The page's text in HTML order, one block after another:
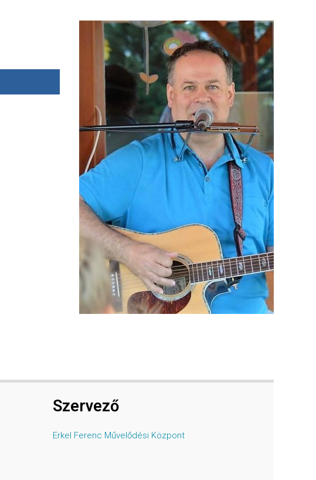
Szervező
Erkel Ferenc Művelődési Központ